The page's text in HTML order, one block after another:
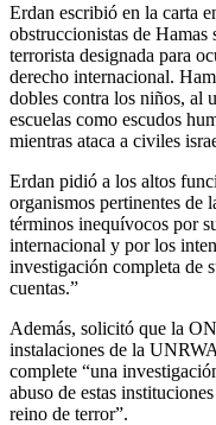
Erdan escribió en la carta
obstruccionistas de
terrorista designada para
derecho internacional.
dobles contra los niños, al
escuelas como escudos
mientras ataca a civiles
Erdan pidió a los altos
organismos pertinentes de
términos inequívocos por
internacional y por los
investigación completa de
cuentas.”
Además, solicitó que la
instalaciones de la
complete “una
abuso de estas
reino de terror”.